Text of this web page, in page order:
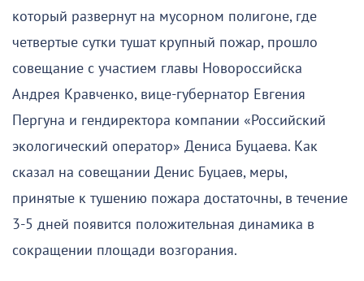
который развернут на мусорном полигоне, где
четвертые сутки тушат крупный пожар, прошло
совещание с участием главы Новороссийска
Андрея Кравченко, вице-губернатор Евгения
Пергуна и гендиректора компании «Российский
экологический оператор» Дениса Буцаева. Как
сказал на совещании Денис Буцаев, меры,
принятые к тушению пожара достаточны, в течение
3-5 дней появится положительная динамика в
сокращении площади возгорания.